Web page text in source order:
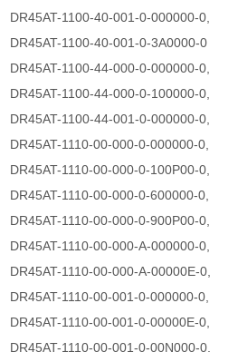
DR45AT-1100-40-001-0-000000-0,
DR45AT-1100-40-001-0-3A0000-0
DR45AT-1100-44-000-0-000000-0,
DR45AT-1100-44-000-0-100000-0,
DR45AT-1100-44-001-0-000000-0,
DR45AT-1110-00-000-0-000000-0,
DR45AT-1110-00-000-0-100P00-0,
DR45AT-1110-00-000-0-600000-0,
DR45AT-1110-00-000-0-900P00-0,
DR45AT-1110-00-000-A-000000-0,
DR45AT-1110-00-000-A-00000E-0,
DR45AT-1110-00-001-0-000000-0,
DR45AT-1110-00-001-0-00000E-0,
DR45AT-1110-00-001-0-00N000-0,